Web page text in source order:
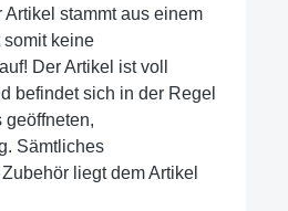
Artikel stammt aus einem
keine
Der Artikel ist voll
befindet sich in der Regel
geöffneten,
Sämtliches
liegt dem Artikel